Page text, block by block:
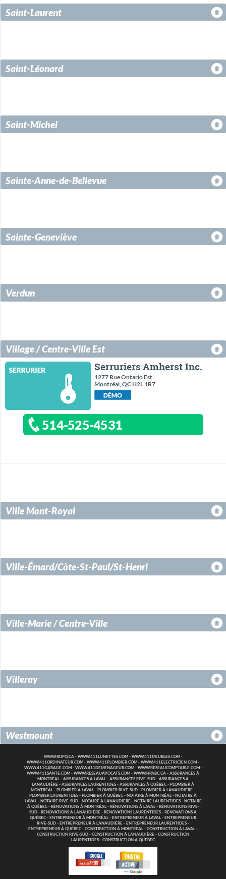
Saint-Laurent
Saint-Léonard
Saint-Michel
Sainte-Anne-de-Bellevue
Sainte-Geneviève
Verdun
Village / Centre-Ville Est
Serruriers Amherst Inc.
1277 Rue Ontario Est
Montréal, QC H2L 1R7
514-525-4531
Ville Mont-Royal
Ville-Émard/Côte-St-Paul/St-Henri
Ville-Marie / Centre-Ville
Villeray
Westmount
WWW.RDPQ.CA- WWW.411LUNETTES.COM - WWW.411MEUBLES.COM -
WWW.411ORDINATEUR.COM - WWW.411PLOMBIER.COM - WWW.411ELECTRICIEN.COM -
WWW.411GARAGE.COM - WWW.411DEMENAGEUR.COM - WWW.RESEAUCOMPTABLE.COM -
WWW.411SANTE.COM - WWW.RESEAUAVOCATS.COM - WWW.HPABC.CA - ASSURANCES À
MONTRÉAL - ASSURANCES À LAVAL - ASSURANCES RIVE-SUD - ASSURANCES À
LANAUDIÈRE - ASSURANCES LAURENTIDES - ASSURANCES À QUÉBEC - PLOMBIER À
MONTRÉAL - PLOMBIER À LAVAL - PLOMBIER RIVE-SUD - PLOMBIER À LANAUDIÈRE -
PLOMBIER LAURENTIDES - PLOMBIER À QUÉBEC - NOTAIRE À MONTRÉAL - NOTAIRE À
LAVAL- NOTAIRE RIVE-SUD- NOTAIRE À LANAUDIÈRE- NOTAIRE LAURENTIDES- NOTAIRE
À QUÉBEC- RÉNOVATIONS À MONTRÉAL- RÉNOVATIONS À LAVAL- RÉNOVATIONS RIVE-
SUD - RÉNOVATIONS À LANAUDIÈRE - RÉNOVATIONS LAURENTIDES - RÉNOVATIONS À
QUÉBEC - ENTREPRENEUR À MONTRÉAL - ENTREPRENEUR À LAVAL - ENTREPRENEUR
RIVE-SUD - ENTREPRENEUR À LANAUDIÈRE - ENTREPRENEUR LAURENTIDES -
ENTREPRENEUR À QUÉBEC - CONSTRUCTION À MONTRÉAL - CONSTRUCTION À LAVAL -
CONSTRUCTION RIVE-SUD - CONSTRUCTION À LANAUDIÈRE - CONSTRUCTION
LAURENTIDES - CONSTRUCTION À QUÉBEC